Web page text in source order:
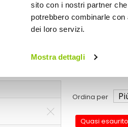
sito con i nostri partner
potrebbero combinarle
dei loro servizi.
Mostra dettagli
BICI
Ordina per
Quasi esaurito